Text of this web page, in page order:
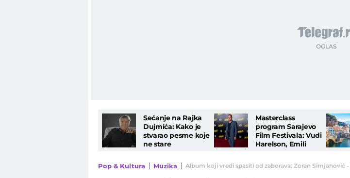
Sećanje na Rajka
Dujmića: Kako je
stvarao pesme koje
ne stare
Masterclass
program Sarajevo
Film Festivala: Vudi
Harelson, Emili
Asgar Farhadi....
Pop & Kultura Muzika Album koji vredi spasiti od zaborava: Zoran Simjanović